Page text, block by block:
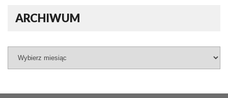
ARCHIWUM